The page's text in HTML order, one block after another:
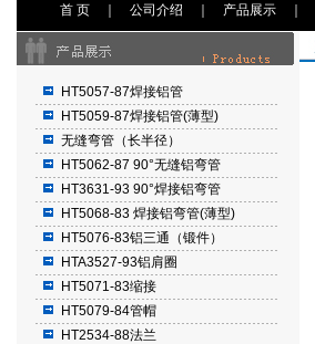
首 页｜ 公司介绍 产品展示｜
HT5057-87焊接铝管
HT5059-87焊接铝管(薄型)
无缝弯管（长半径）
HT5062-87 90°无缝铝弯管
HT3631-93 90°焊接铝弯管
HT5068-83 焊接铝弯管(薄型)
HT5076-83铝三通（锻件）
HTA3527-93铝肩圈
HT5071-83缩接
HT5079-84管帽
HT2534-88法兰